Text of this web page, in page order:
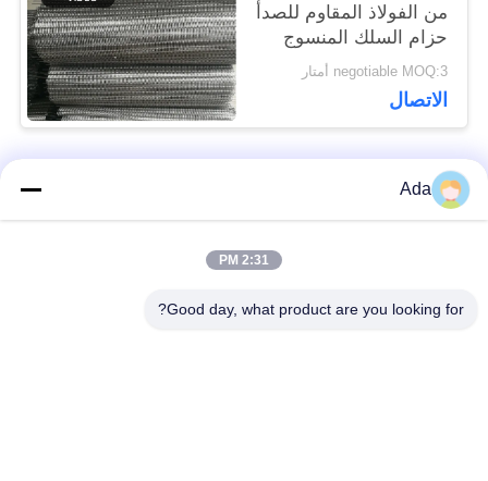
من الفولاذ المقاوم للصدأ
حزام السلك المنسوج
negotiable MOQ:3 أمتار
الاتصال
فئات شعبية جميع
الأسلاك
Ada
2:31 PM
Good day, what product are you looking for?